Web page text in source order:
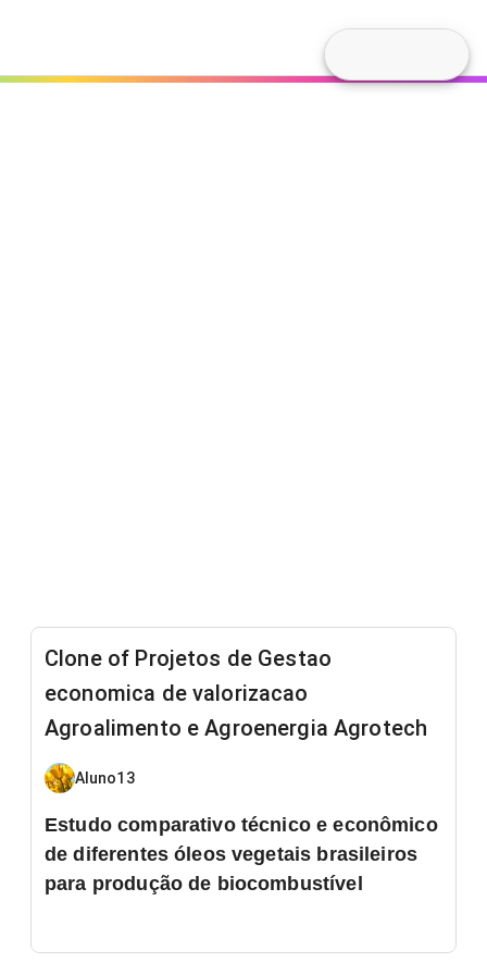
Clone of Projetos de Gestao
economica de valorizacao
Agroalimento e Agroenergia Agrotech
Aluno13
Estudo comparativo técnico e econômico
de diferentes óleos vegetais brasileiros
para produção de biocombustível